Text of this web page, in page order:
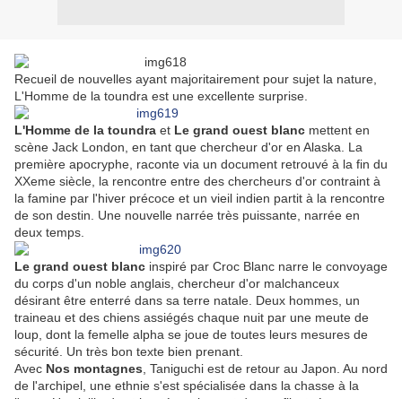
Recueil de nouvelles ayant majoritairement pour sujet la nature,
L'Homme de la toundra est une excellente surprise.
L'Homme de la toundra et Le grand ouest blanc mettent en
scène Jack London, en tant que chercheur d'or en Alaska. La
première apocryphe, raconte via un document retrouvé à la fin du
XXeme siècle, la rencontre entre des chercheurs d'or contraint à
la famine par l'hiver précoce et un vieil indien partit à la rencontre
de son destin. Une nouvelle narrée très puissante, narrée en
deux temps.
Le grand ouest blanc inspiré par Croc Blanc narre le convoyage
du corps d'un noble anglais, chercheur d'or malchanceux
désirant être enterré dans sa terre natale. Deux hommes, un
traineau et des chiens assiégés chaque nuit par une meute de
loup, dont la femelle alpha se joue de toutes leurs mesures de
sécurité. Un très bon texte bien prenant.
Avec Nos montagnes , Taniguchi est de retour au Japon. Au nord
de l'archipel, une ethnie s'est spécialisée dans la chasse à la